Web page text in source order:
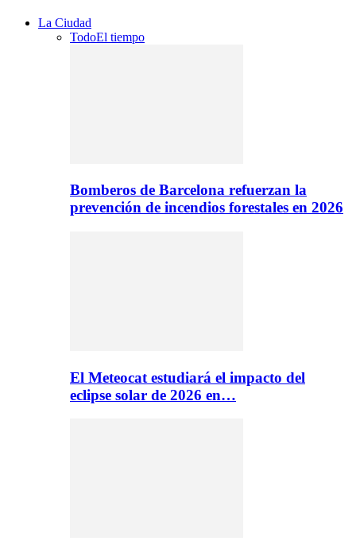
La Ciudad
TodoEl tiempo
Bomberos de Barcelona refuerzan la
prevención de incendios forestales en 2026
El Meteocat estudiará el impacto del
eclipse solar de 2026 en…